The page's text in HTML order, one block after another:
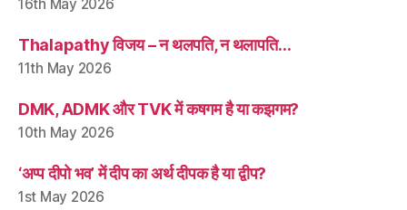
16th May 2026
Thalapathy विजय – न थलपति, न थलापति…
11th May 2026
DMK, ADMK और TVK में कषगम है या कझगम?
10th May 2026
‘अप्प दीपो भव’ में दीप का अर्थ दीपक है या द्वीप?
1st May 2026